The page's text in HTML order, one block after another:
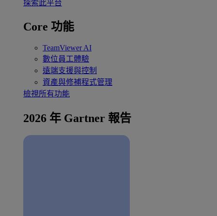
探索此平台
Core 功能
TeamViewer AI
數位員工體驗
遠端支援與控制
資產與修補程式管理
檢視所有功能
2026 年 Gartner 報告